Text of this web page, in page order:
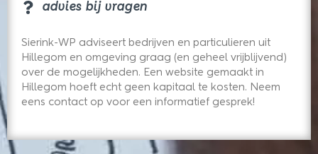
advies bij vragen
Sierink-WP adviseert bedrijven en particulieren uit
Hillegom en omgeving graag (en geheel vrijblijvend)
over de mogelijkheden. Een website gemaakt in
Hillegom hoeft echt geen kapitaal te kosten. Neem
eens contact op voor een informatief gesprek!